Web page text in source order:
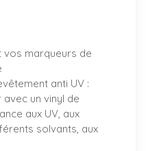
vos marqueurs de
anti UV :
un vinyl de
aux UV, aux
solvants, aux